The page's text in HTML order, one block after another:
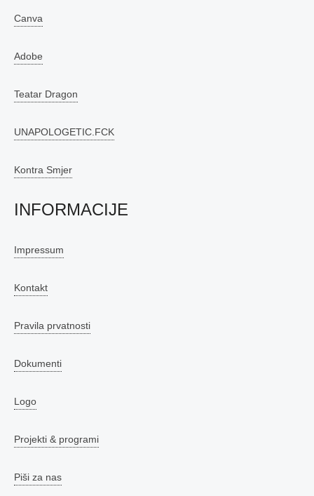
Canva
Adobe
Teatar Dragon
UNAPOLOGETIC.FCK
Kontra Smjer
INFORMACIJE
Impressum
Kontakt
Pravila prvatnosti
Dokumenti
Logo
Projekti & programi
Piši za nas